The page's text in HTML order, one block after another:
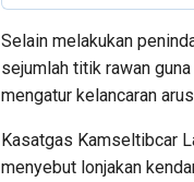
Selain melakukan
sejumlah titik rawan
mengatur kelancaran
Kasatgas Kamseltibcar
menyebut lonjakan